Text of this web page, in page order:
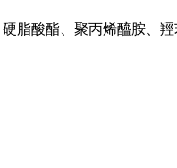
硬脂酸酯、聚丙烯醯胺、